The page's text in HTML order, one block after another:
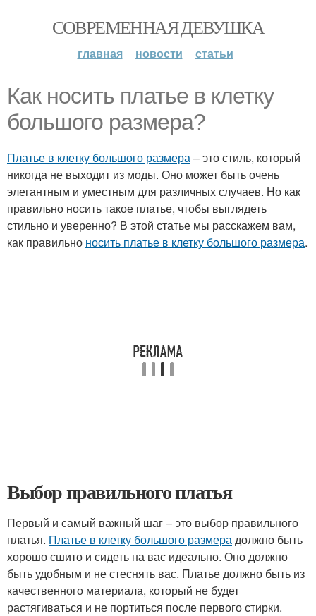
СОВРЕМЕННАЯ ДЕВУШКА
главная новости статьи
Как носить платье в клетку
большого размера?
Платье в клетку большого размера– это стиль, который
никогда не выходит из моды. Оно может быть очень
элегантным и уместным для различных случаев. Но как
правильно носить такое платье, чтобы выглядеть
стильно и уверенно? В этой статье мы расскажем вам,
как правильно носить платье в клетку большого размера.
Выбор правильного платья
Первый и самый важный шаг – это выбор правильного
платья. Платье в клетку большого размерадолжно быть
хорошо сшито и сидеть на вас идеально. Оно должно
быть удобным и не стеснять вас. Платье должно быть из
качественного материала, который не будет
растягиваться и не портиться после первого стирки.